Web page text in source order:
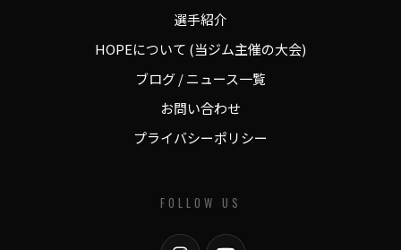
選手紹介
HOPEについて (当ジム主催の大会)
ブログ / ニュース一覧
お問い合わせ
プライバシーポリシー
FOLLOW US